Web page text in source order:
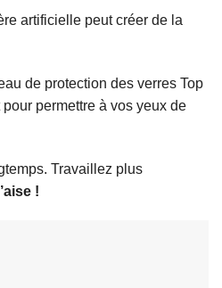
artificielle peut créer de la
de protection des verres Top
permettre à vos yeux de
Travaillez plus
!